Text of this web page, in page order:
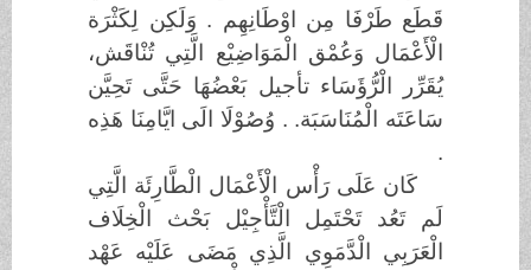
قَطَع طَرْفَا مِن اوْطَانِهِم . وَلَكِن لِكَثْرَة
الْأَعْمَال وَعُمْق الْمَوَاضِيْع الَّتِي تُنْاقَش،
يُقَرِّر الْرُّؤَسَاء تأجيل بَعْضُهَا حَتَّى تَحِيَّن
سَاعَتَه الْمُنَاسَبَة. . وُصُوْلَا الَى ايَّامِنَا هَذِه
كَان عَلَى رَأْس الْأَعْمَال الْطَّارِئَة الَّتِي
لَم تَعُد تَحْتَمِل الْتَّأْجِيْل بَحْث الْخِلَاف
الْعَرَبِي الْدَّمَوِي الَّذِي مَضَى عَلَيْه عَهْد